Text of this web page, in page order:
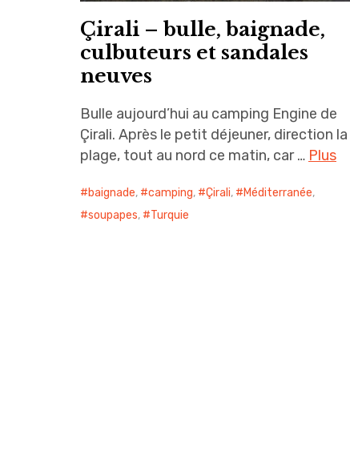
Çirali – bulle, baignade,
culbuteurs et sandales
neuves
Bulle aujourd’hui au camping Engine de
Çirali. Après le petit déjeuner, direction la
plage, tout au nord ce matin, car … Plus
baignade, camping, Çirali, Méditerranée,
soupapes, Turquie